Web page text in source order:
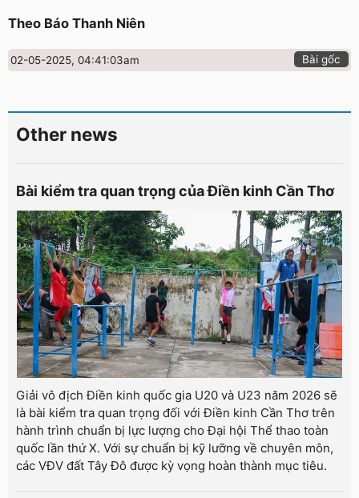
Theo Báo Thanh Niên
02-05-2025, 04:41:03am Bài gốc
Other news
Bài kiểm tra quan trọng của Điền kinh Cần Thơ
Giải vô địch Điền kinh quốc gia U20 và U23 năm 2026 sẽ
là bài kiểm tra quan trọng đối với Điền kinh Cần Thơ trên
hành trình chuẩn bị lực lượng cho Đại hội Thể thao toàn
quốc lần thứ X. Với sự chuẩn bị kỹ lưỡng về chuyên môn,
các VĐV đất Tây Đô được kỳ vọng hoàn thành mục tiêu.